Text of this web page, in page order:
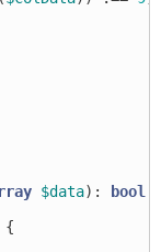
$data):
bool
{